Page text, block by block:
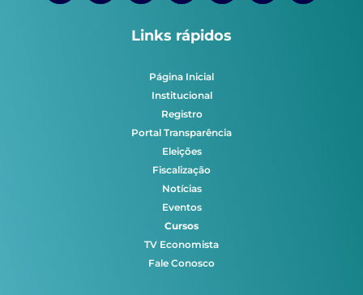
Links rápidos
Página Inicial
Institucional
Registro
Portal Transparência
Eleições
Fiscalização
Notícias
Eventos
Cursos
TV Economista
Fale Conosco